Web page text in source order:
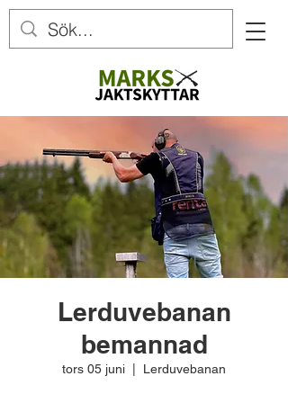
Lerduvebanan
bemannad
tors 05 juni Lerduvebanan